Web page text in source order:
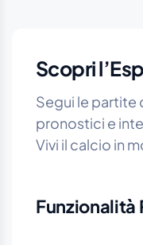
Scopri
Segui le partite
pronostici e
Vivi il calcio in
Funzionalità